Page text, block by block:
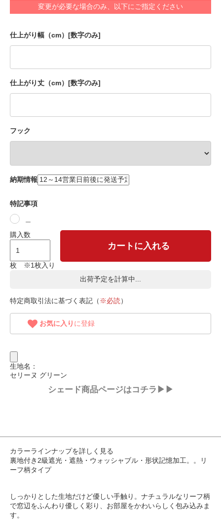
変更が必要な場合のみ、以下にご指定ください
仕上がり幅（cm）[数字のみ]
仕上がり丈（cm）[数字のみ]
フック
納期情報
特記事項
購入数
枚 ※1枚入り
カートに入れる
出荷予定を計算中...
特定商取引法に基づく表記（ ※必読）
お気に入り に登録
生地名：
セリーヌ グリーン
シェード商品ページはコチラ▶▶
カラーラインナップを詳しく見る
裏地付き2級遮光・遮熱・ウォッシャブル・形状記憶加工。。リ
ーフ柄タイプ
しっかりとした生地だけど優しい手触り。ナチュラルなリーフ柄
で窓辺をふんわり優しく彩り、お部屋をかわいらしく包み込みま
す。